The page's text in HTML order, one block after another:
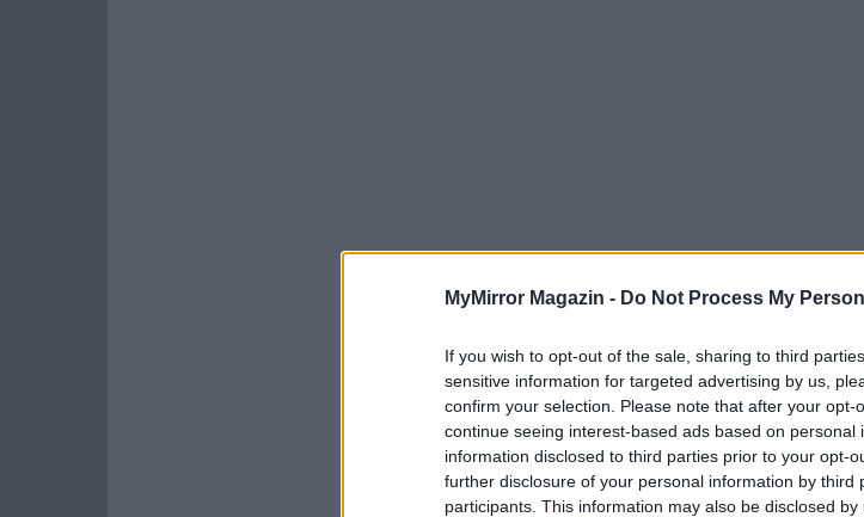
MyMirror Magazin - Do Not Process My
If you wish to opt-out of the sale, sharing to third
sensitive information for targeted advertising by us,
confirm your selection. Please note that after your
continue seeing interest-based ads based on
information disclosed to third parties prior to your opt-
further disclosure of your personal information by third
participants. This information may also be disclosed